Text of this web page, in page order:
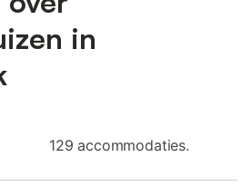
in
129 accommodaties.